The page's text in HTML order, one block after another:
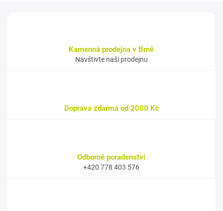
Kamenná prodejna v Brně
Navštivte naši prodejnu
Doprava zdarma od 2000 Kč
Odborné poradenství
+420 778 403 576